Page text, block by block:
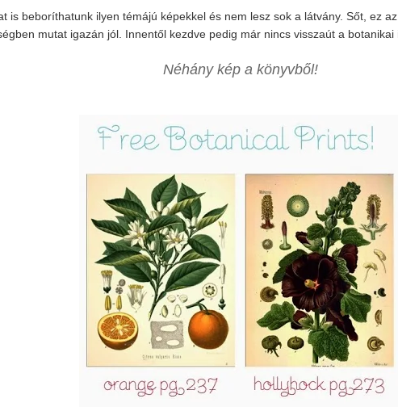
is beboríthatunk ilyen témájú képekkel és nem lesz sok a látvány. Sőt, ez
mutat igazán jól. Innentől kezdve pedig már nincs visszaút a botanikai
Néhány kép a könyvből!